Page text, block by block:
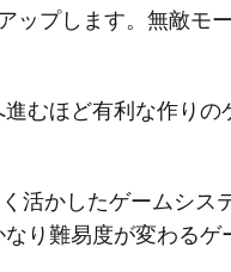
プします。無敵モ
むほど有利な作り
活かしたゲームシス
り難易度が変わるゲ